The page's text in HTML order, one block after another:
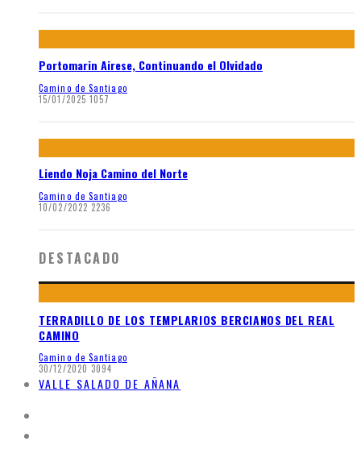
Portomarin Airese, Continuando el Olvidado
Camino de Santiago
15/01/2025 1057
Liendo Noja Camino del Norte
Camino de Santiago
10/02/2022 2236
DESTACADO
TERRADILLO DE LOS TEMPLARIOS BERCIANOS DEL REAL
CAMINO
Camino de Santiago
30/12/2020 3094
VALLE SALADO DE AÑANA